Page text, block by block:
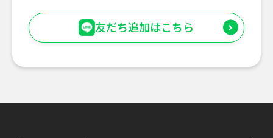
友だち追加はこちら